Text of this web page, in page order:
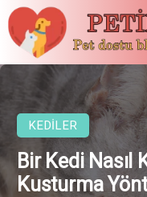
KEDILER
Bir Kedi Nasıl
Kusturma